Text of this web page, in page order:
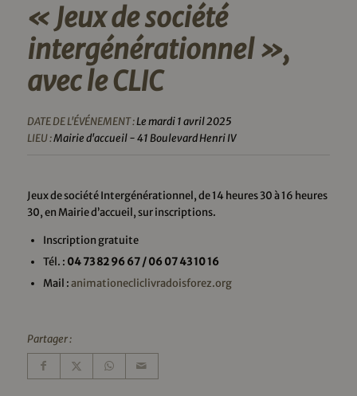
« Jeux de société
intergénérationnel »,
avec le CLIC
DATE DE L'ÉVÉNEMENT :Le mardi 1 avril 2025
LIEU :Mairie d'accueil - 41 Boulevard Henri IV
Jeux de société Intergénérationnel, de 14 heures 30 à 16 heures
30, en Mairie d’accueil, sur inscriptions.
Inscription gratuite
Tél. : 04 73 82 96 67 / 06 07 43 10 16
Mail :animationecliclivradoisforez.org
Partager :